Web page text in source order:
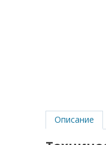
Описание